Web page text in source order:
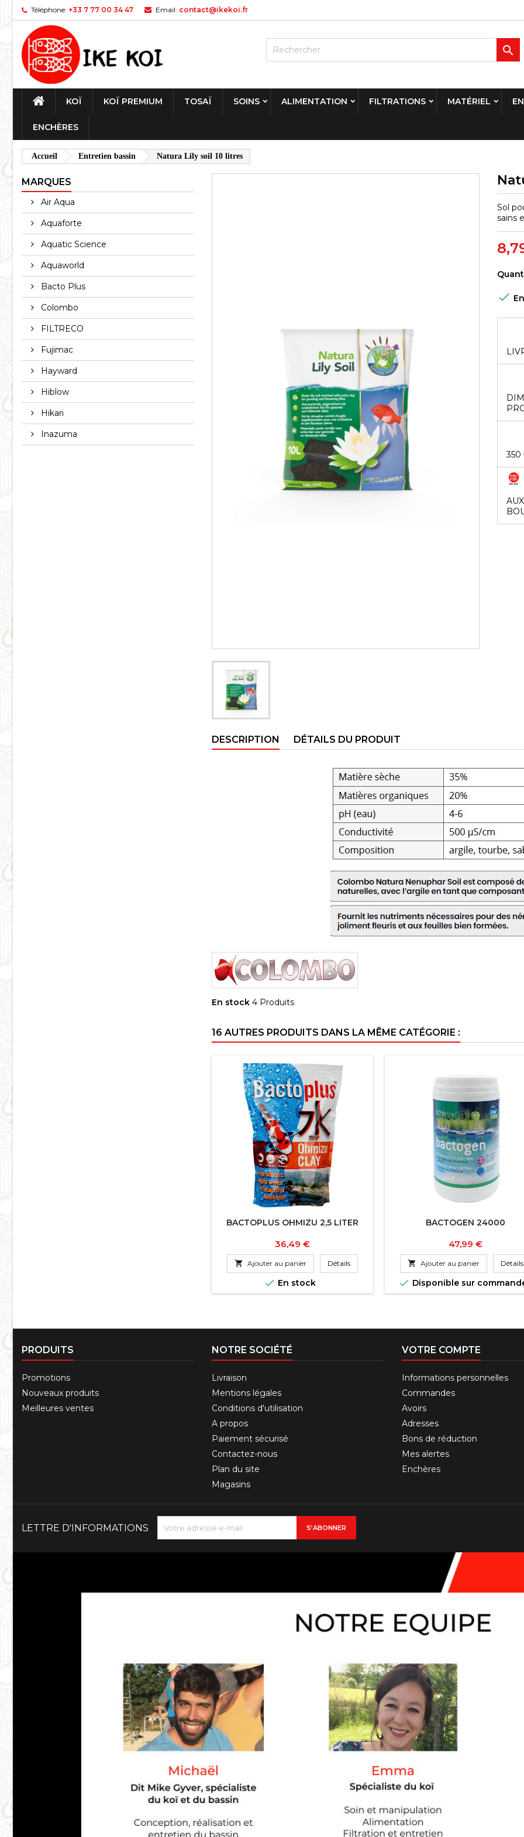
Téléphone: +33 7 77 00 34 47 Email: contact@ikekoi.fr

KOÏ KOÏ PREMIUM TOSAÏ SOINS ALIMENTATION FILTRATIONS MATÉRIEL
ENCHÈRES
Accueil Entretien bassin Natura Lily soil 10 litres
MARQUES
Air Aqua
Aquaforte
Aquatic Science
Aquaworld
Bacto Plus
Colombo
FILTRECO
Fujimac
Hayward
Hiblow
Hikari
Inazuma
Sol
sains

350
DESCRIPTION DÉTAILS DU PRODUIT
En stock 4 Produits
16 AUTRES PRODUITS DANS LA MÊME CATÉGORIE :
BACTOPLUS OHMIZU 2,5 LITER
Prix
36,49 €
 Ajouter au panier Détails
 En stock
BACTOGEN 24000
Prix
47,99 €
 Ajouter au panier Détails
 Disponible sur
PRODUITS
Promotions
Nouveaux produits
Meilleures ventes
NOTRE SOCIÉTÉ
Livraison
Mentions légales
Conditions d'utilisation
A propos
Paiement sécurisé
Contactez-nous
Plan du site
Magasins
VOTRE COMPTE
Informations personnelles
Commandes
Avoirs
Adresses
Bons de réduction
Mes alertes
Enchères
LETTRE D'INFORMATIONS